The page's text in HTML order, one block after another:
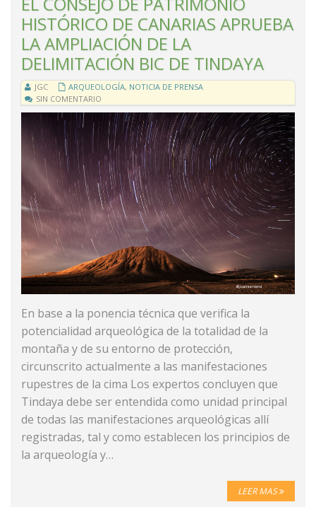
HISTÓRICO DE CANARIAS APRUEBA
LA AMPLIACIÓN DE LA
DELIMITACIÓN BIC DE TINDAYA
JGC ARQUEOLOGÍA, NOTICIA DE PRENSA
SIN COMENTARIO
En base a la ponencia técnica que verifica la
potencialidad arqueológica de la totalidad de la
montaña y de su entorno de protección,
circunscrito actualmente a las manifestaciones
rupestres de la cima Los expertos concluyen que
Tindaya debe ser entendida como unidad principal
de todas las manifestaciones arqueológicas allí
registradas, tal y como establecen los principios de
la arqueología y…
LEER MAS